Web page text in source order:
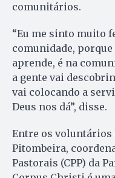
comunitários.
“Eu me sinto muito
comunidade, porque
aprende, é na
a gente vai
vai colocando a
Deus nos dá”, disse.
Entre os voluntários
Pitombeira,
Pastorais (CPP) da